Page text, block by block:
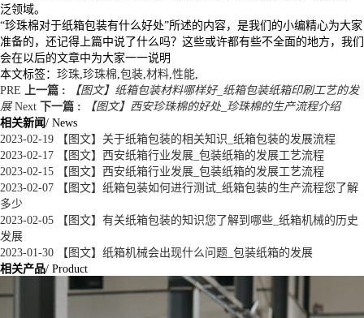
泛领域。
“珍珠棉对于纸箱包装有什么好处”所述的内容，是我们的小编精心为大家
准备的，还记得上篇中说了什么吗？这些或许都有些不全面的地方，我们
会在以后的文章中为大家一一说明
本文标签： 珍珠 珍珠棉 包装 材料 性能
PRE
上一篇 :
【图文】纸箱包装材料哪样好_纸箱包装纸箱印刷工艺的发
展 Next 下一篇 :
【图文】西安珍珠棉的好处_珍珠棉的生产流程介绍
相关新闻/ News
2023-02-19 【图文】关于纸箱包装的相关知识_纸箱包装的发展流程
2023-02-17 【图文】西安纸箱行业发展_包装纸箱的发展工艺流程
2023-02-15 【图文】西安纸箱行业发展_包装纸箱的发展工艺流程
2023-02-07 【图文】纸箱包装如何进行测试_纸箱包装的生产流程您了解
多少
2023-02-05 【图文】有关纸箱包装的知识您了解到哪些_纸箱机械的历史
发展
2023-01-30 【图文】纸箱机械会出现什么问题_包装纸箱的发展
相关产品/ Product